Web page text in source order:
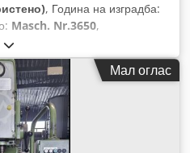
, Година на изградба:
Masch. Nr.3650,
напон:380 V, тип на влезен
на алатот:32 мм , носач на
електричен
грлото:300 мм
CE, брзина на вртење со
/ прирачник
Мал оглас